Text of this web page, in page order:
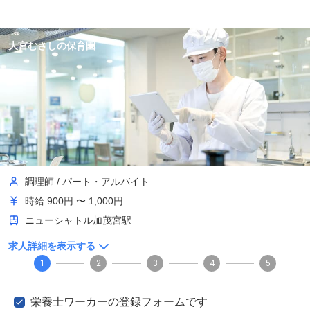
大宮むさしの保育園
調理師 / パート・アルバイト
時給 900円 〜 1,000円
ニューシャトル加茂宮駅
求人詳細を表示する
1 2 3 4 5
栄養士ワーカーの登録フォームです